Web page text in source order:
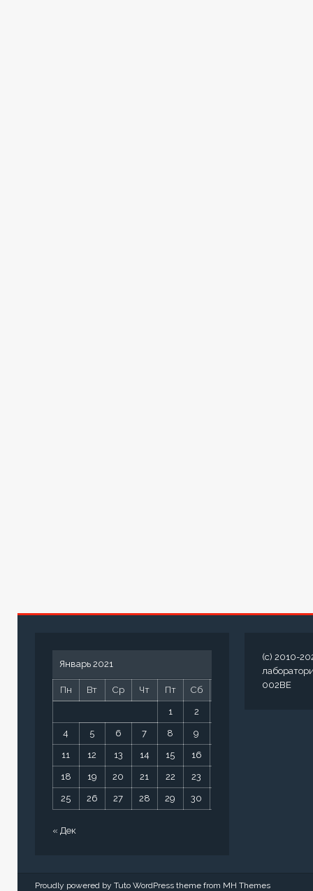
Январь 2021
Пн Вт Ср Чт Пт Сб
1 2
4 5 6 7 8 9
11 12 13 14 15 16
18 19 20 21 22 23
25 26 27 28 29 30
« Дек
(c) 2010-
002BE
Proudly powered by Tuto WordPress theme from MH Themes